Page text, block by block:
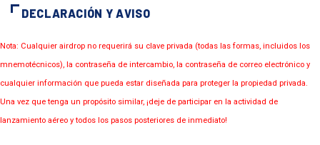
DECLARACIÓN Y AVISO
Nota: Cualquier airdrop no requerirá su clave privada (todas las formas, incluidos los
mnemotécnicos), la contraseña de intercambio, la contraseña de correo electrónico y
cualquier información que pueda estar diseñada para proteger la propiedad privada.
Una vez que tenga un propósito similar, ¡deje de participar en la actividad de
lanzamiento aéreo y todos los pasos posteriores de inmediato!